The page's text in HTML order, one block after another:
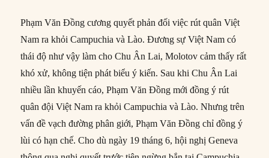
Phạm Văn Đồng cương quyết phản đối việc rút quân Việt
Nam ra khỏi Campuchia và Lào. Đương sự Việt Nam có
thái độ như vậy làm cho Chu Ân Lai, Molotov cảm thấy rất
khó xử, không tiện phát biểu ý kiến. Sau khi Chu Ân Lai
nhiều lần khuyến cáo, Phạm Văn Đồng mới đồng ý rút
quân đội Việt Nam ra khỏi Campuchia và Lào. Nhưng trên
vấn đề vạch đường phân giới, Phạm Văn Đồng chỉ đồng ý
lùi có hạn chế. Cho dù ngày 19 tháng 6, hội nghị Geneva